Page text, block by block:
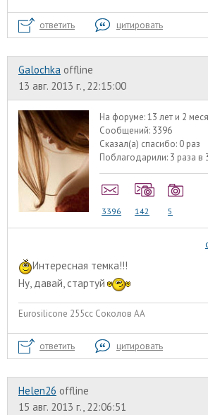
ответить цитировать
Galochka offline
13 авг. 2013 г., 22:15:00
На форуме:13 лет и 2
Сообщений: 3396
Сказал(а) спасибо: 0 раз
Поблагодарили: 3 раза в
3396 142 5
Интересная темка!!!
Ну, давай, стартуй
Eurosilicone 255cc Соколов АА
ответить цитировать
Helen26 offline
15 авг. 2013 г., 22:06:51